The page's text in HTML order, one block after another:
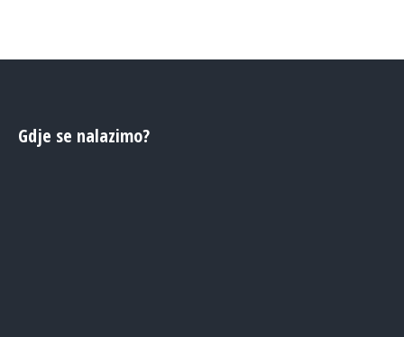
Gdje se nalazimo?